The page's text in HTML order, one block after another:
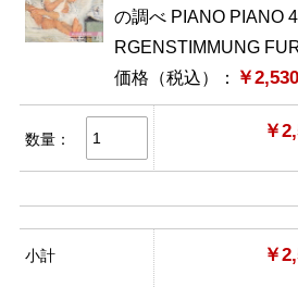
の調べ PIANO PIANO
RGENSTIMMUNG
価格（税込）：
￥2,530
数量： ￥
小計 ￥